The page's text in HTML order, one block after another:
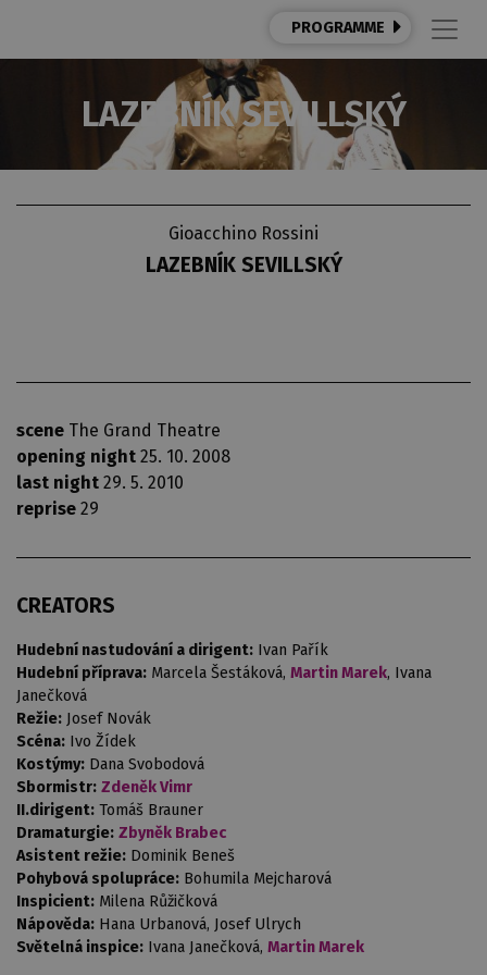
PROGRAMME
LAZEBNÍK SEVILLSKÝ
Gioacchino Rossini
LAZEBNÍK SEVILLSKÝ
scene The Grand Theatre
opening night 25. 10. 2008
last night 29. 5. 2010
reprise 29
CREATORS
Hudební nastudování a dirigent: Ivan Pařík
Hudební příprava: Marcela Šestáková, Martin Marek, Ivana
Janečková
Režie: Josef Novák
Scéna: Ivo Žídek
Kostýmy: Dana Svobodová
Sbormistr: Zdeněk Vimr
II.dirigent: Tomáš Brauner
Dramaturgie: Zbyněk Brabec
Asistent režie: Dominik Beneš
Pohybová spolupráce: Bohumila Mejcharová
Inspicient: Milena Růžičková
Nápověda: Hana Urbanová, Josef Ulrych
Světelná inspice: Ivana Janečková, Martin Marek